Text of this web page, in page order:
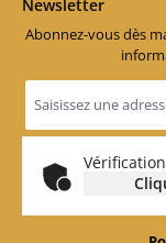
Newsletter
Abonnez-vous dès
e-
*